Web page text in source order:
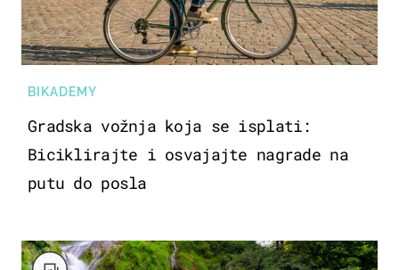
BIKADEMY
Gradska vožnja koja se isplati:
Biciklirajte i osvajajte nagrade na
putu do posla